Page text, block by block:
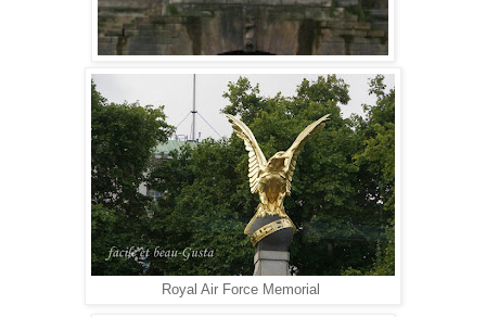
Royal Air Force Memorial